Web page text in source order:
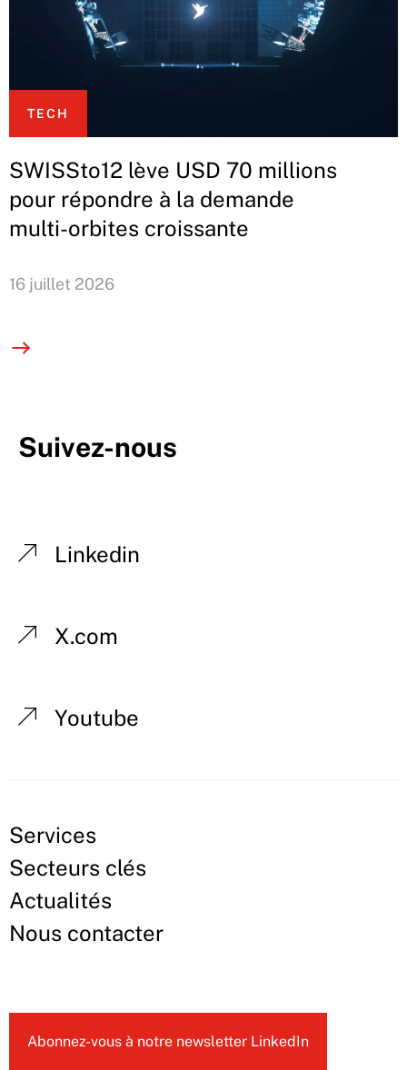
TECH
SWISSto12 lève USD 70 millions
pour répondre à la demande
multi-orbites croissante
16 juillet 2026
Suivez-nous
Linkedin
X.com
Youtube
Services
Secteurs clés
Actualités
Nous contacter
Abonnez-vous à notre newsletter LinkedIn